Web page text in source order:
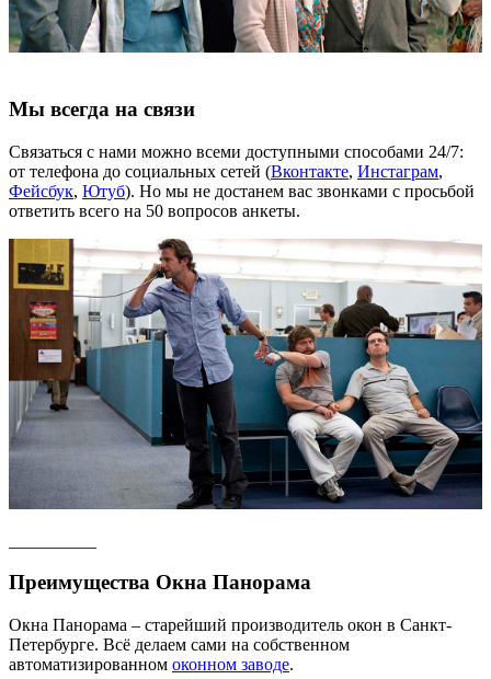
Мы всегда на связи
Связаться с нами можно всеми доступными способами 24/7:
от телефона до социальных сетей (Вконтакте, Инстаграм,
Фейсбук, Ютуб). Но мы не достанем вас звонками с просьбой
ответить всего на 50 вопросов анкеты.
Преимущества Окна Панорама
Окна Панорама – старейший производитель окон в Санкт-
Петербурге. Всё делаем сами на собственном
автоматизированном оконном заводе.